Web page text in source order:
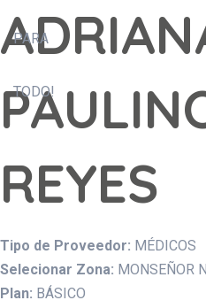
REYES
Tipo de Proveedor: MÉDICOS
Selecionar Zona: MONSEÑOR
Plan: BÁSICO